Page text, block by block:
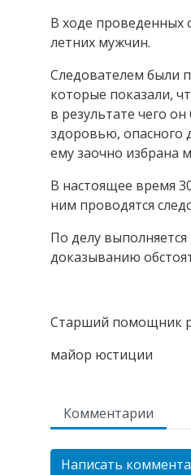
В ходе проведенных
летних мужчин.
Следователем были
которые показали,
в результате чего
здоровью, опасного
ему заочно избрана
В настоящее время
ним проводятся
По делу
доказыванию
Старший помощник
майор
Комментарии
Написать